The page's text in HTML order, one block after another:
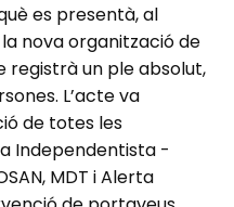
es presentà, al
nova organització de
registrà un ple absolut,
L’acte va
de totes les
Independentista -
MDT i Alerta